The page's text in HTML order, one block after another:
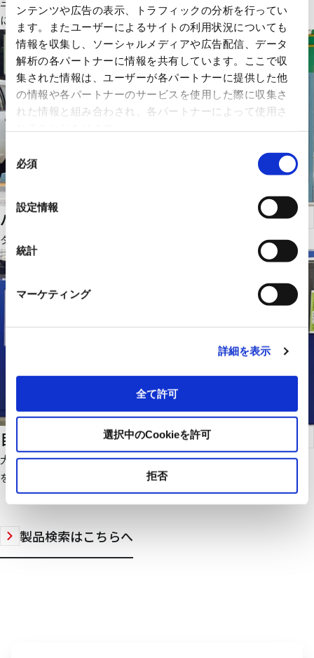
ンテンツや広告の表示、トラフィックの分析を行ってい
ます。またユーザーによるサイトの利用状況についても
情報を収集し、ソーシャルメディアや広告配信、データ
解析の各パートナーに情報を共有しています。ここで収
集された情報は、ユーザーが各パートナーに提供した他
の情報や各パートナーのサービスを使用した際に収集さ
れた情報と組み合わされ、各パートナーによって使用さ
の
選
択
必須
設定情報
統計
マーケティング
詳細を表示
全て許可
選択中のCookieを許可
拒否
にわたる経験を活かし多様なシステムをラインアップ。
パークロックシステム
タイヤロックタイプの駐車場です。
自転車・バイク駐車場管理システム
大規模自転車・バイク駐車場の管理を無人化でき、運営の効率化
をはかれます。
製品検索はこちらへ